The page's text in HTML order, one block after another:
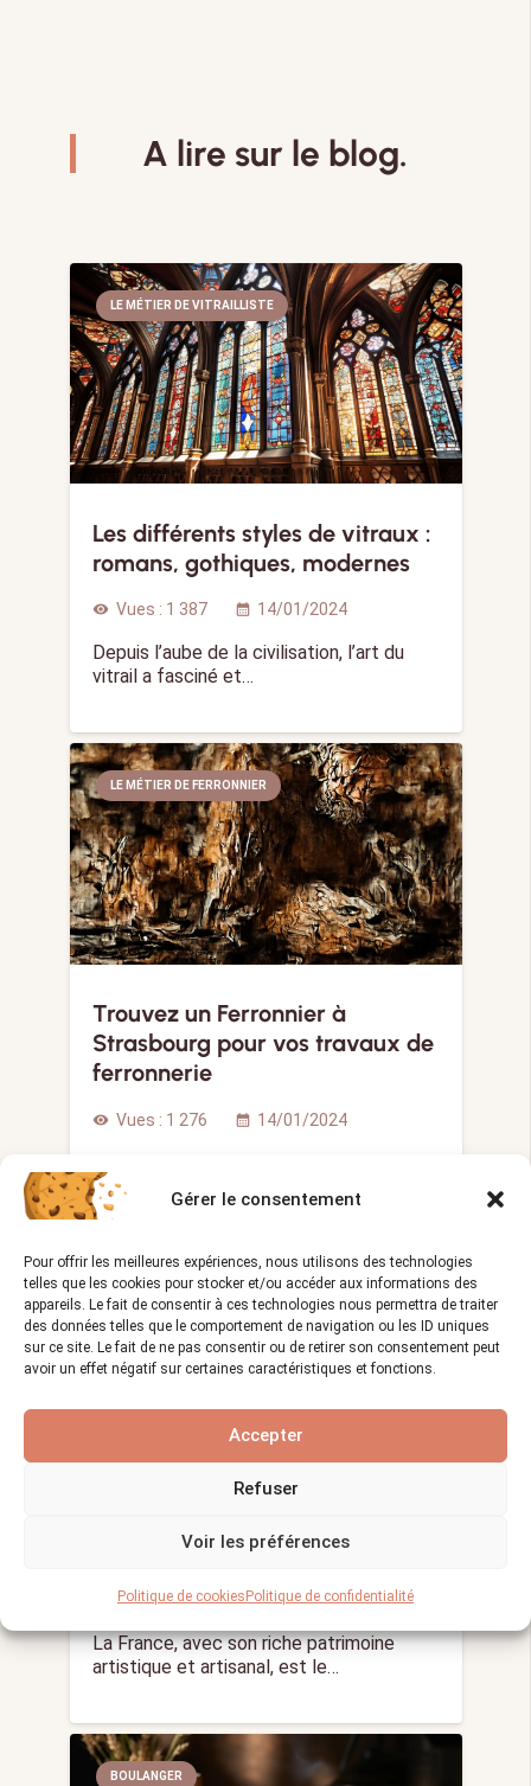
Gérer le consentement
Pour offrir les meilleures expériences, nous utilisons des technologies
telles que les cookies pour stocker et/ou accéder aux informations des
appareils. Le fait de consentir à ces technologies nous permettra de traiter
des données telles que le comportement de navigation ou les ID uniques
sur ce site. Le fait de ne pas consentir ou de retirer son consentement peut
avoir un effet négatif sur certaines caractéristiques et fonctions.
Accepter
Refuser
Voir les préférences
Politique de cookiesPolitique de confidentialité
A lire sur le blog.
LE MÉTIER DE VITRAILLISTE
Les différents styles de vitraux :
romans, gothiques, modernes
visibility Vues : 1 387 calendar_month 14/01/2024
Depuis l’aube de la civilisation, l’art du
vitrail a fasciné et…
LE MÉTIER DE FERRONNIER
Trouvez un Ferronnier à
Strasbourg pour vos travaux de
ferronnerie
visibility Vues : 1 276 calendar_month 14/01/2024
allie esthétique et…
LE MÉTIER D'ÉBÉNISTE
quelles sont ses missions ?
Vues :1 258 calendar_month 26/12/2023
La France, avec son riche patrimoine
artistique et artisanal, est le…
BOULANGER